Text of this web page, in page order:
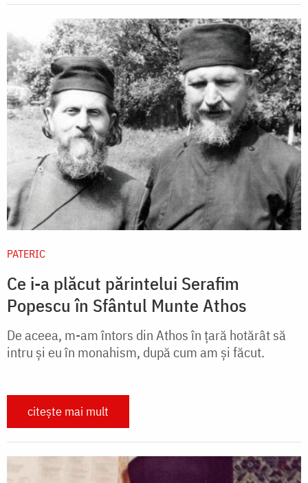
PATERIC
Ce i-a plăcut părintelui Serafim
Popescu în Sfântul Munte Athos
De aceea, m-am întors din Athos în ţară hotărât să
intru şi eu în monahism, după cum am şi făcut.
citește mai mult